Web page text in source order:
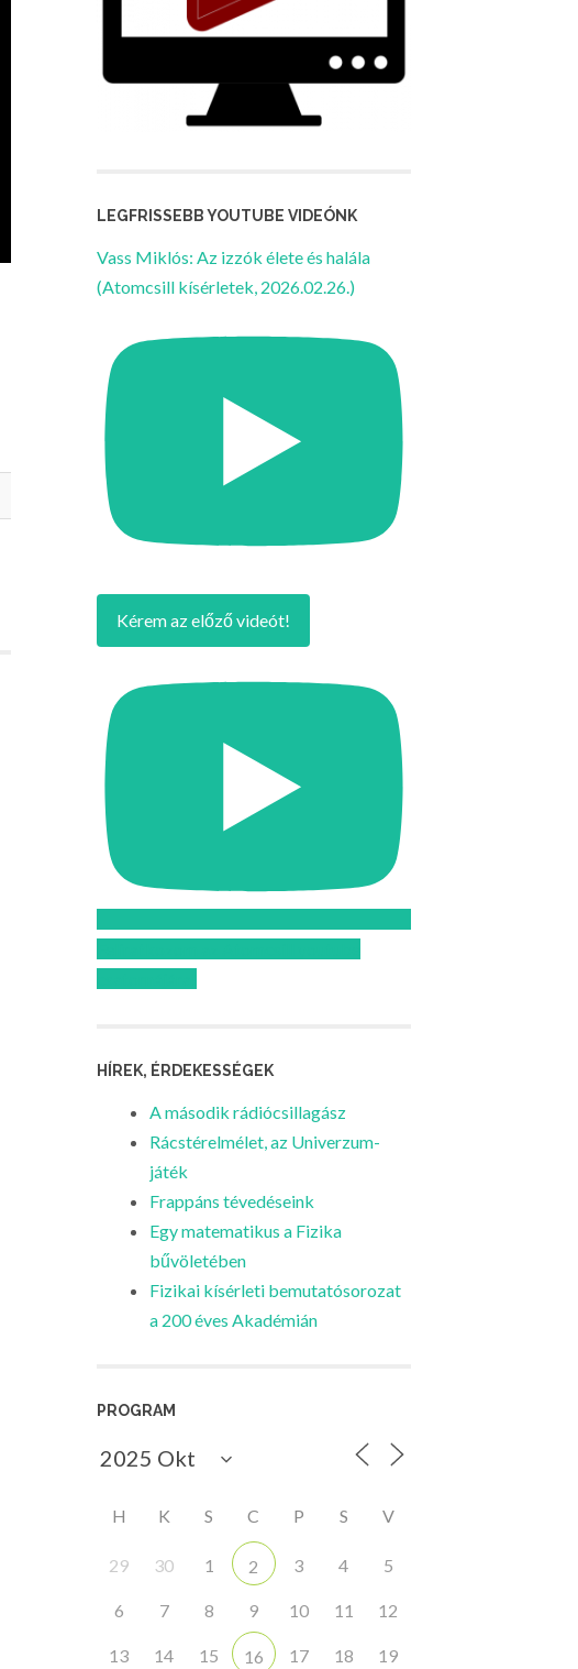
LEGFRISSEBB YOUTUBE VIDEÓNK
Vass Miklós: Az izzók élete és halála
(Atomcsill kísérletek, 2026.02.26.)
Kérem az előző videót!
HÍREK, ÉRDEKESSÉGEK
A második rádiócsillagász
Rácstérelmélet, az Univerzum-
játék
Frappáns tévedéseink
Egy matematikus a Fizika
bűvöletében
Fizikai kísérleti bemutatósorozat
a 200 éves Akadémián
PROGRAM
H K S C P S V
29 30 1 2 3 4 5
6 7 8 9 10 11 12
13 14 15 16 17 18 19